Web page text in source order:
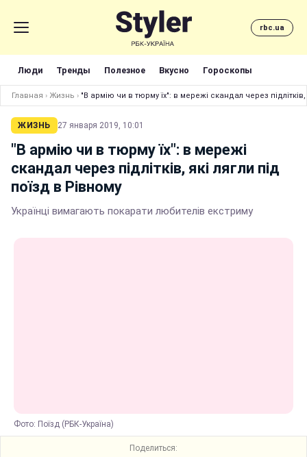
rbc.ua
Люди Тренды Полезное Вкусно Гороскопы
Главная › Жизнь › "В армію чи в тюрму їх": в мережі скандал через підлітків,
ЖИЗНЬ 27 января 2019, 10:01
"В армію чи в тюрму їх": в мережі
скандал через підлітків, які лягли під
поїзд в Рівному
Українці вимагають покарати любителів екстриму
Фото: Поїзд (РБК-Україна)
Поделиться: